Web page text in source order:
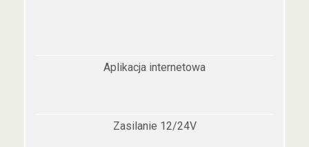
Aplikacja internetowa
Zasilanie 12/24V